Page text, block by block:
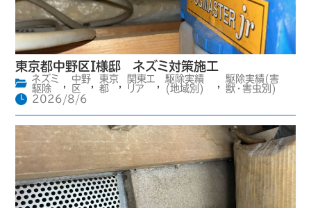
東京都中野区I様邸 ネズミ対策施工
ネズミ
駆除
中野
区
東京
都
関東エ
リア
駆除実績
(地域別)
駆除実績(害
獣・害虫別)
2026/8/6